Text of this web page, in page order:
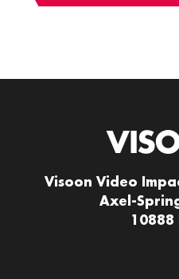
Visoon Video
Axel-
10888